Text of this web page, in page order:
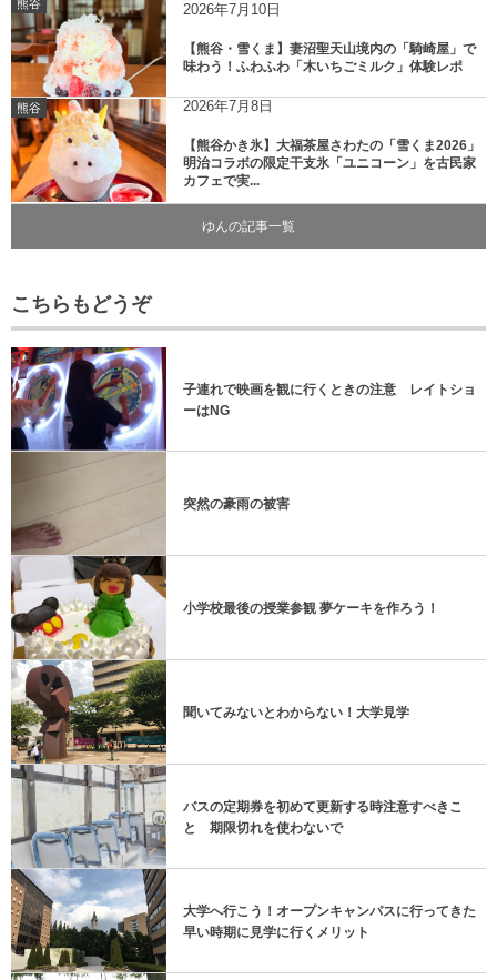
熊谷 2026年7月10日
【熊谷・雪くま】妻沼聖天山境内の「騎崎屋」で
味わう！ふわふわ「木いちごミルク」体験レポ
熊谷 2026年7月8日
【熊谷かき氷】大福茶屋さわたの「雪くま2026」
明治コラボの限定干支氷「ユニコーン」を古民家
カフェで実...
ゆんの記事一覧
こちらもどうぞ
子連れで映画を観に行くときの注意 レイトショ
ーはNG
突然の豪雨の被害
小学校最後の授業参観 夢ケーキを作ろう！
聞いてみないとわからない！大学見学
バスの定期券を初めて更新する時注意すべきこ
と 期限切れを使わないで
大学へ行こう！オープンキャンパスに行ってきた
早い時期に見学に行くメリット